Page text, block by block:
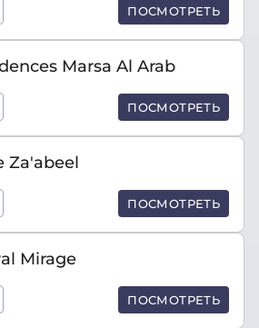
ПОСМОТРЕТЬ
Marsa Al Arab
ПОСМОТРЕТЬ
Za'abeel
ПОСМОТРЕТЬ
Mirage
ПОСМОТРЕТЬ